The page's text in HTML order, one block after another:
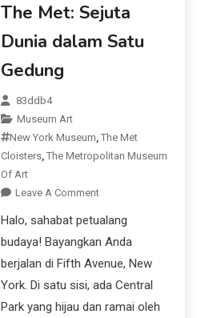
The Met: Sejuta
Dunia dalam Satu
Gedung
83ddb4
Museum Art
New York Museum,The Met
Cloisters,The Metropolitan Museum
Of Art
Leave A Comment
Halo, sahabat petualang
budaya! Bayangkan Anda
berjalan di Fifth Avenue, New
York. Di satu sisi, ada Central
Park yang hijau dan ramai oleh